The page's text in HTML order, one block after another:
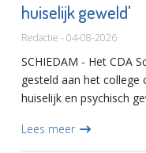
huiselijk geweld'
Redactie - 04-08-2026
SCHIEDAM - Het CDA
gesteld aan het college
huiselijk en psychisch
Lees meer